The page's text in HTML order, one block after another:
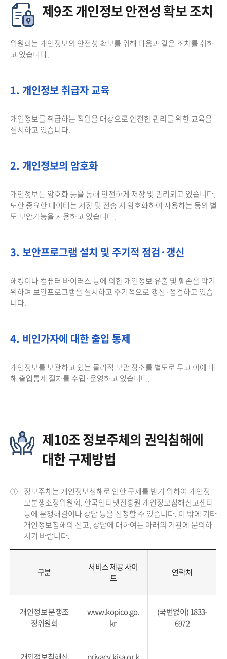
제9조 개인정보 안전성 확보 조치
위원회는 개인정보의 안전성 확보를 위해 다음과 같은 조치를 취하
고 있습니다.
1. 개인정보 취급자 교육
개인정보를 취급하는 직원을 대상으로 안전한 관리를 위한 교육을
실시하고 있습니다.
2. 개인정보의 암호화
개인정보는 암호화 등을 통해 안전하게 저장 및 관리되고 있습니다.
또한 중요한 데이터는 저장 및 전송 시 암호화하여 사용하는 등의 별
도 보안기능을 사용하고 있습니다.
3. 보안프로그램 설치 및 주기적 점검·갱신
해킹이나 컴퓨터 바이러스 등에 의한 개인정보 유출 및 훼손을 막기
위하여 보안프로그램을 설치하고 주기적으로 갱신·점검하고 있습
니다.
4. 비인가자에 대한 출입 통제
개인정보를 보관하고 있는 물리적 보관 장소를 별도로 두고 이에 대
해 출입통제 절차를 수립·운영하고 있습니다.
제10조 정보주체의 권익침해에
대한 구제방법
① 정보주체는 개인정보침해로 인한 구제를 받기 위하여 개인정
보분쟁조정위원회, 한국인터넷진흥원 개인정보침해신고센터
등에 분쟁해결이나 상담 등을 신청할 수 있습니다. 이 밖에 기타
개인정보침해의 신고, 상담에 대하여는 아래의 기관에 문의하
시기 바랍니다.
구분
서비스 제공 사이
트
연락처
개인정보 분쟁조
정위원회
www.kopico.go.
kr
(국번없이) 1833-
6972
개인정보침해신 privacy.kisa.or.k